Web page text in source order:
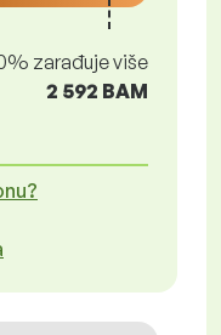
zarađuje više
2 592 BAM